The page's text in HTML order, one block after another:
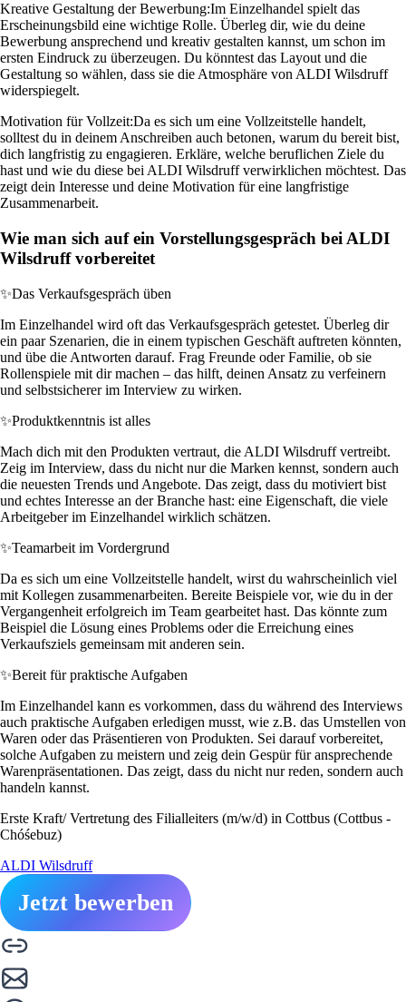
Kreative Gestaltung der Bewerbung:Im Einzelhandel spielt das
Erscheinungsbild eine wichtige Rolle. Überleg dir, wie du deine
Bewerbung ansprechend und kreativ gestalten kannst, um schon im
ersten Eindruck zu überzeugen. Du könntest das Layout und die
Gestaltung so wählen, dass sie die Atmosphäre von ALDI Wilsdruff
widerspiegelt.
Motivation für Vollzeit:Da es sich um eine Vollzeitstelle handelt,
solltest du in deinem Anschreiben auch betonen, warum du bereit bist,
dich langfristig zu engagieren. Erkläre, welche beruflichen Ziele du
hast und wie du diese bei ALDI Wilsdruff verwirklichen möchtest. Das
zeigt dein Interesse und deine Motivation für eine langfristige
Zusammenarbeit.
Wie man sich auf ein Vorstellungsgespräch bei ALDI
Wilsdruff vorbereitet
✨Das Verkaufsgespräch üben
Im Einzelhandel wird oft das Verkaufsgespräch getestet. Überleg dir
ein paar Szenarien, die in einem typischen Geschäft auftreten könnten,
und übe die Antworten darauf. Frag Freunde oder Familie, ob sie
Rollenspiele mit dir machen – das hilft, deinen Ansatz zu verfeinern
und selbstsicherer im Interview zu wirken.
✨Produktkenntnis ist alles
Mach dich mit den Produkten vertraut, die ALDI Wilsdruff vertreibt.
Zeig im Interview, dass du nicht nur die Marken kennst, sondern auch
die neuesten Trends und Angebote. Das zeigt, dass du motiviert bist
und echtes Interesse an der Branche hast: eine Eigenschaft, die viele
Arbeitgeber im Einzelhandel wirklich schätzen.
✨Teamarbeit im Vordergrund
Da es sich um eine Vollzeitstelle handelt, wirst du wahrscheinlich viel
mit Kollegen zusammenarbeiten. Bereite Beispiele vor, wie du in der
Vergangenheit erfolgreich im Team gearbeitet hast. Das könnte zum
Beispiel die Lösung eines Problems oder die Erreichung eines
Verkaufsziels gemeinsam mit anderen sein.
✨Bereit für praktische Aufgaben
Im Einzelhandel kann es vorkommen, dass du während des Interviews
auch praktische Aufgaben erledigen musst, wie z.B. das Umstellen von
Waren oder das Präsentieren von Produkten. Sei darauf vorbereitet,
solche Aufgaben zu meistern und zeig dein Gespür für ansprechende
Warenpräsentationen. Das zeigt, dass du nicht nur reden, sondern auch
handeln kannst.
Erste Kraft/ Vertretung des Filialleiters (m/w/d) in Cottbus (Cottbus -
Chóśebuz)
ALDI Wilsdruff
Jetzt bewerben